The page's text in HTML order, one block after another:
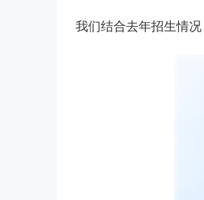
我们结合去年招生情